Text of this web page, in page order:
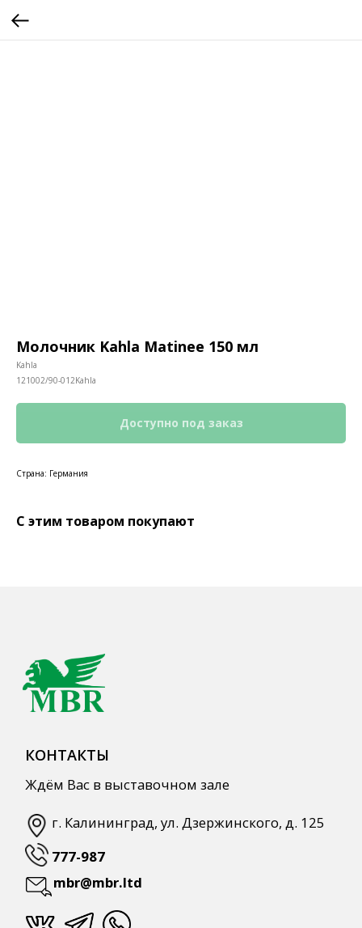
Молочник Kahla Matinee 150 мл
Kahla
121002/90-012Kahla
Страна: Германия
С этим товаром покупают
Кордиалы, Сиропы, Основы
Напитки
Профессиональная химия
Столовая посуда
Инвентарь
Звуковое оборудование
Оборудование
Мебель из нержавеющей стали